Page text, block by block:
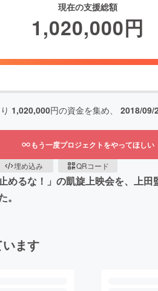
現在の支援総額
1,020,000円
1,020,000円の資金を集め、 2018/09/
もう一度プロジェクトをやってほしい
埋め込み QRコード
るな！」の凱旋上映会を、上
ます